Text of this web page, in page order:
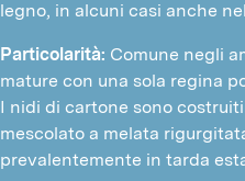
legno, in alcuni casi anche
Particolarità: Comune negli
mature con una sola regina
I nidi di cartone sono
mescolato a melata
prevalentemente in tarda